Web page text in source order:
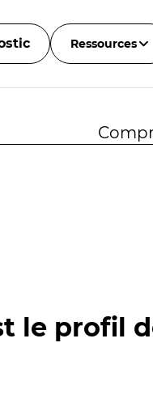
Ressources
le profil